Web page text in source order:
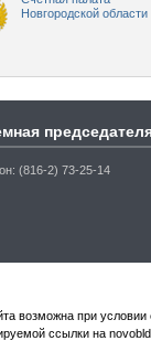
Новгородской области
(816-2) 73-25-14
возможна при
ссылки на